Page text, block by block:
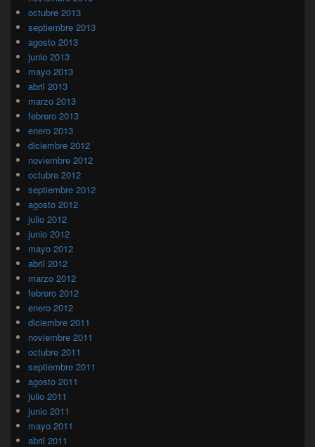
octubre 2013
septiembre 2013
agosto 2013
junio 2013
mayo 2013
abril 2013
marzo 2013
febrero 2013
enero 2013
diciembre 2012
noviembre 2012
octubre 2012
septiembre 2012
agosto 2012
julio 2012
junio 2012
mayo 2012
abril 2012
marzo 2012
febrero 2012
enero 2012
diciembre 2011
noviembre 2011
octubre 2011
septiembre 2011
agosto 2011
julio 2011
junio 2011
mayo 2011
abril 2011